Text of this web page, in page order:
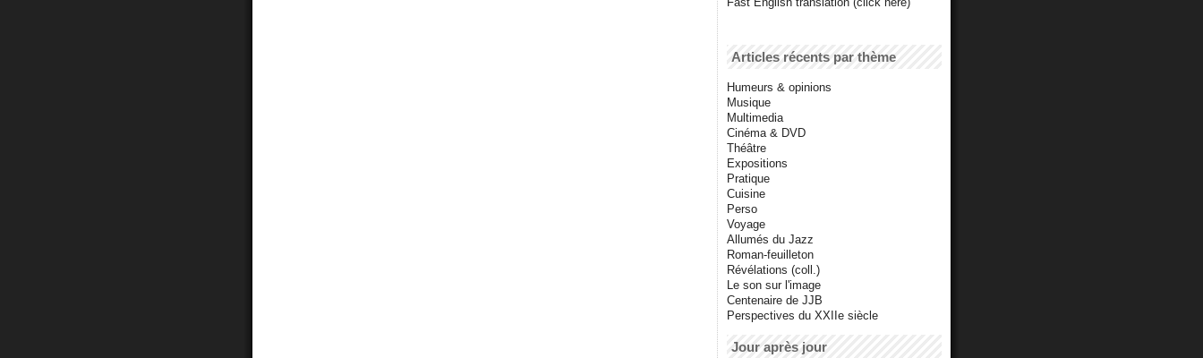
Articles récents par thème
Humeurs & opinions
Musique
Multimedia
Cinéma & DVD
Théâtre
Expositions
Pratique
Cuisine
Perso
Voyage
Allumés du Jazz
Roman-feuilleton
Révélations (coll.)
Le son sur l'image
Centenaire de JJB
Perspectives du XXIIe siècle
Jour après jour